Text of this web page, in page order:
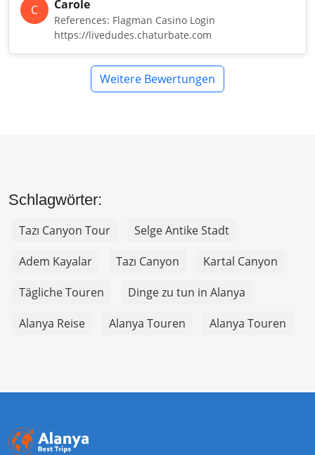
C Carole
References: Flagman Casino Login
https://livedudes.chaturbate.com
Weitere Bewertungen
Schlagwörter:
Tazı Canyon Tour
Selge Antike Stadt
Adem Kayalar
Tazı Canyon
Kartal Canyon
Tägliche Touren
Dinge zu tun in Alanya
Alanya Reise
Alanya Touren Alanya Touren